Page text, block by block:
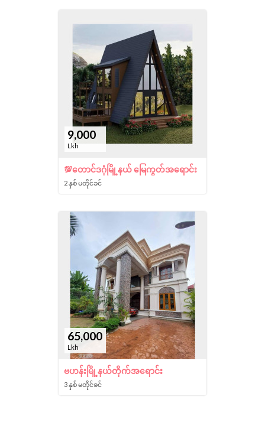
9,000
Lkh
💯တောင်ဒဂုံမြို့နယ် မြေကွတ်အရောင်း
2 နှစ် မတိုင်ခင်
65,000
Lkh
ဗဟန်းမြို့နယ်တိုက်အရောင်း
3 နှစ် မတိုင်ခင်